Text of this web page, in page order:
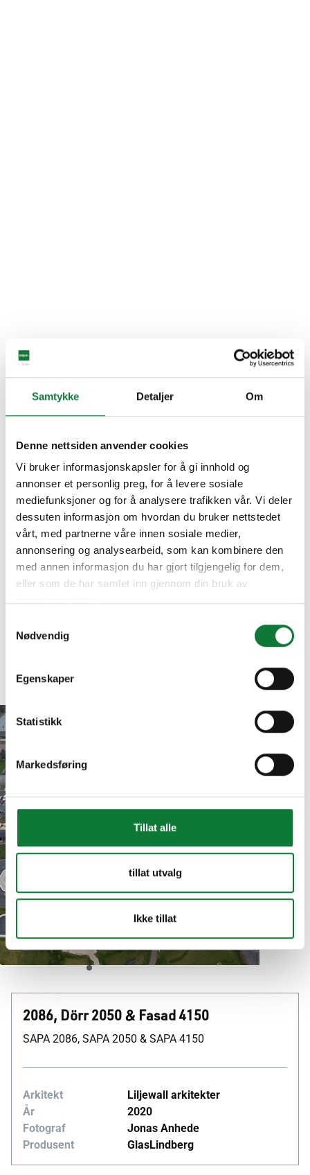
Samtykke Detaljer Om
Denne nettsiden anvender cookies
Vi bruker informasjonskapsler for å gi innhold og
annonser et personlig preg, for å levere sosiale
mediefunksjoner og for å analysere trafikken vår. Vi deler
dessuten informasjon om hvordan du bruker nettstedet
vårt, med partnerne våre innen sosiale medier,
annonsering og analysearbeid, som kan kombinere den
med annen informasjon du har gjort tilgjengelig for dem,
eller som de har samlet inn gjennom din bruk av
Nødvendig
Egenskaper
Statistikk
Markedsføring
Tillat alle
tillat utvalg
Ikke tillat
Prosjekter Baggebo skole, Tibro
Baggebo skole,
Tibro
2086, Dörr 2050 & Fasad 4150
SAPA 2086, SAPA 2050 & SAPA 4150
Arkitekt
Liljewall arkitekter
År
2020
Fotograf
Jonas Anhede
Produsent
GlasLindberg